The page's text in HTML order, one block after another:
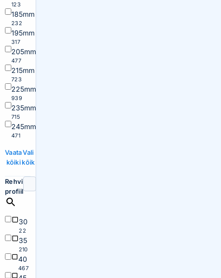
123
185mm
232
195mm
317
205mm
477
215mm
723
225mm
939
235mm
715
245mm
471
Vaata
kõiki
Vali
kõik
Rehvi
profiil
30
22
35
210
40
467